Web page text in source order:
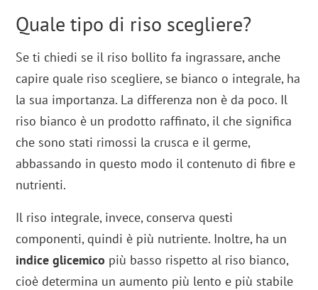
Quale tipo di riso scegliere?
Se ti chiedi se il riso bollito fa ingrassare, anche
capire quale riso scegliere, se bianco o integrale, ha
la sua importanza. La differenza non è da poco. Il
riso bianco è un prodotto raffinato, il che significa
che sono stati rimossi la crusca e il germe,
abbassando in questo modo il contenuto di fibre e
nutrienti.
Il riso integrale, invece, conserva questi
componenti, quindi è più nutriente. Inoltre, ha un
indice glicemico più basso rispetto al riso bianco,
cioè determina un aumento più lento e più stabile